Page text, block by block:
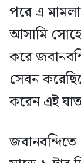
পরে এ
আসামি
করে
সেবন
করেন এই